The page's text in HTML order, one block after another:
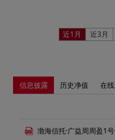
近1月 近3月
信息披露 历史净值 在